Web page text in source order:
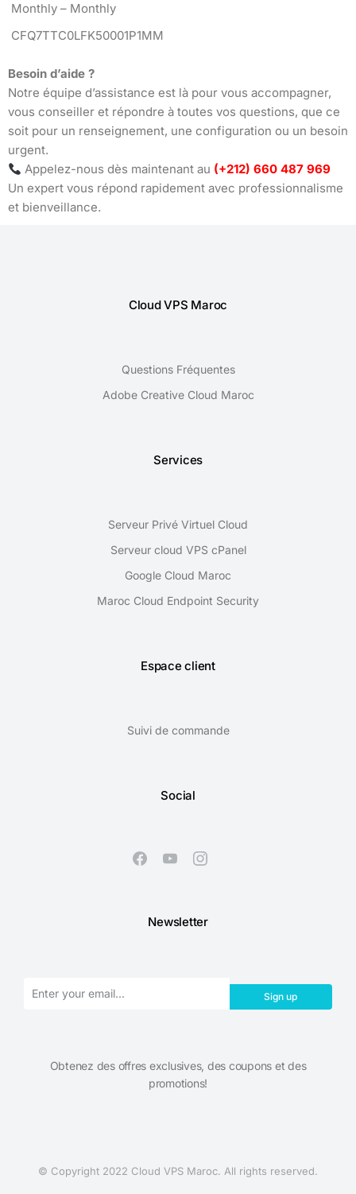
Monthly – Monthly
CFQ7TTC0LFK50001P1MM
Besoin d’aide ?
Notre équipe d’assistance est là pour vous accompagner,
vous conseiller et répondre à toutes vos questions, que ce
soit pour un renseignement, une configuration ou un besoin
urgent.
Appelez-nous dès maintenant au (+212) 660 487 969
Un expert vous répond rapidement avec professionnalisme
et bienveillance.
Cloud VPS Maroc
Questions Fréquentes
Adobe Creative Cloud Maroc
Services
Serveur Privé Virtuel Cloud
Serveur cloud VPS cPanel
Google Cloud Maroc
Maroc Cloud Endpoint Security
Espace client
Suivi de commande
Social
Newsletter
Sign up
Obtenez des offres exclusives, des coupons et des
promotions!​
© Copyright 2022 Cloud VPS Maroc. All rights reserved.